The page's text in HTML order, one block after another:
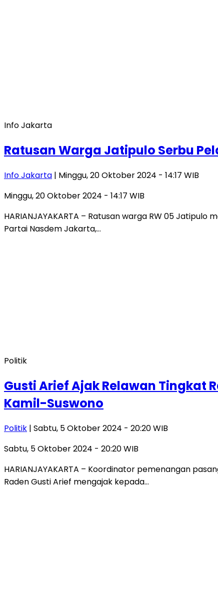
Info Jakarta
Ratusan Warga Jatipulo Serbu
Info Jakarta | Minggu, 20 Oktober 2024 - 14:17 WIB
Minggu, 20 Oktober 2024 - 14:17 WIB
HARIANJAYAKARTA – Ratusan warga RW 05
Partai Nasdem Jakarta,…
Politik
Gusti Arief Ajak Relawan Tingkat
Kamil-Suswono
Politik | Sabtu, 5 Oktober 2024 - 20:20 WIB
Sabtu, 5 Oktober 2024 - 20:20 WIB
HARIANJAYAKARTA – Koordinator pemenangan
Raden Gusti Arief mengajak kepada…